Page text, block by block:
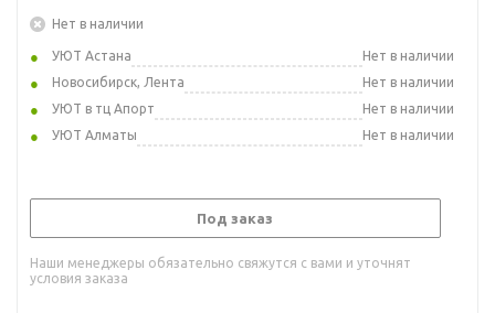
Нет в наличии
УЮТ Астана
Нет в наличии
Новосибирск, Лента
Нет в наличии
УЮТ в тц Апорт
Нет в наличии
УЮТ Алматы
Нет в наличии
Под заказ
Наши менеджеры обязательно свяжутся с вами и уточнят
условия заказа